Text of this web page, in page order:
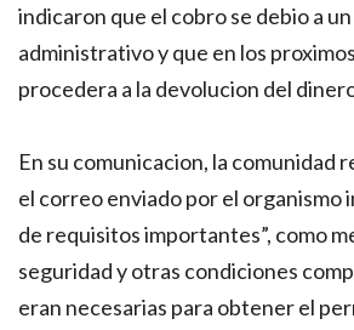
indicaron que el cobro se debio a
administrativo y que en los
procedera a la devolucion del
En su comunicacion, la comunidad
el correo enviado por el organismo
de requisitos importantes”, como
seguridad y otras condiciones
eran necesarias para obtener el